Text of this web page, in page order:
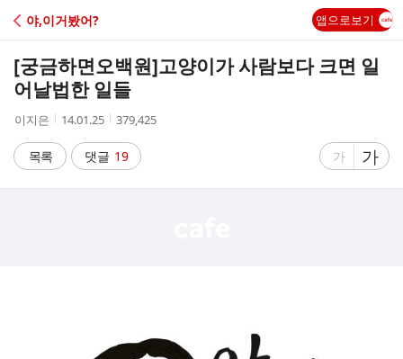
C
A
야,이거봤어? 앱으로보기
[궁금하면오백원]고양이가 사람보다 크면 일
어날법한 일들
작
자
이지은
작
시
간
14.01.25
조
수
379,425
목록 댓글 19
글
가
글
자
가